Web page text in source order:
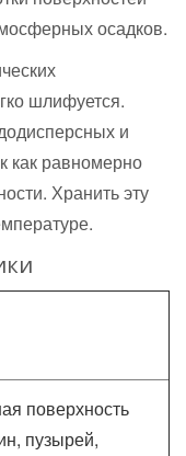
осадков.
шлифуется.
и
как равномерно
Хранить эту
поверхность
пузырей,